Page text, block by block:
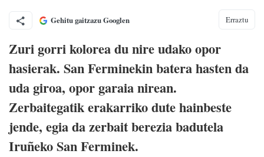
Gehitu gaitzazu Googlen Erraztu
Zuri gorri kolorea du nire udako opor
hasierak. San Ferminekin batera hasten da
uda giroa, opor garaia nirean.
Zerbaitegatik erakarriko dute hainbeste
jende, egia da zerbait berezia badutela
Iruñeko San Ferminek.